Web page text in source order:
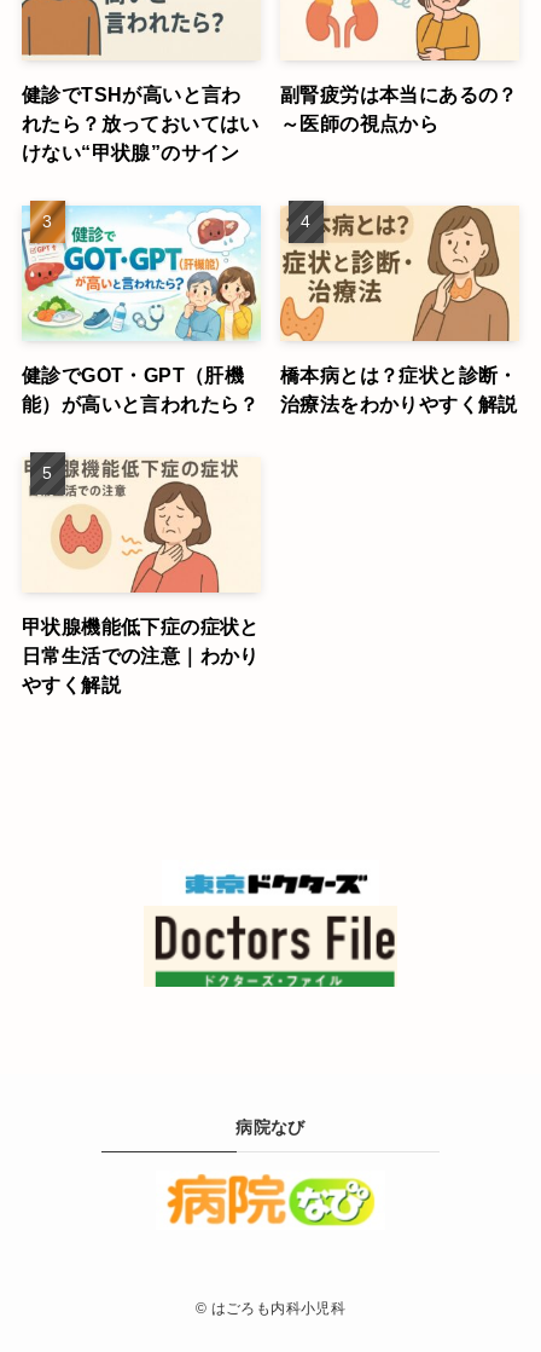
健診でTSHが高いと言わ
れたら？放っておいてはい
けない“甲状腺”のサイン
副腎疲労は本当にあるの？
～医師の視点から
健診でGOT・GPT（肝機
能）が高いと言われたら？
橋本病とは？症状と診断・
治療法をわかりやすく解説
甲状腺機能低下症の症状と
日常生活での注意｜わかり
やすく解説
病院なび
© はごろも内科小児科